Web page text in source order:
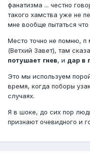
фанатизма ... честно
такого хамства уже не
мне вообще пытаться что
Место точно не помню, п
(Ветхий Завет), там
потушает гнев, и дар в
Это мы используем
время, когда поборы
случаях.
Я в шоке, до сих пор
признают очевидного и